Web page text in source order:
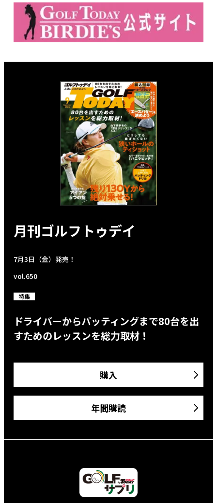
月刊ゴルフトゥデイ
7月3日（金）発売！
vol.650
特集
ドライバーからパッティングまで80台を出
すためのレッスンを総力取材！
購入
年間購読